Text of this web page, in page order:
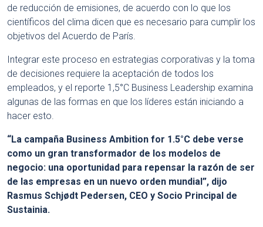
de reducción de emisiones, de acuerdo con lo que los
científicos del clima dicen que es necesario para cumplir los
objetivos del Acuerdo de París.
Integrar este proceso en estrategias corporativas y la toma
de decisiones requiere la aceptación de todos los
empleados, y el reporte 1,5°C Business Leadership examina
algunas de las formas en que los líderes están iniciando a
hacer esto.
“La campaña Business Ambition for 1.5°C debe verse
como un gran transformador de los modelos de
negocio: una oportunidad para repensar la razón de ser
de las empresas en un nuevo orden mundial”, dijo
Rasmus Schjødt Pedersen, CEO y Socio Principal de
Sustainia.